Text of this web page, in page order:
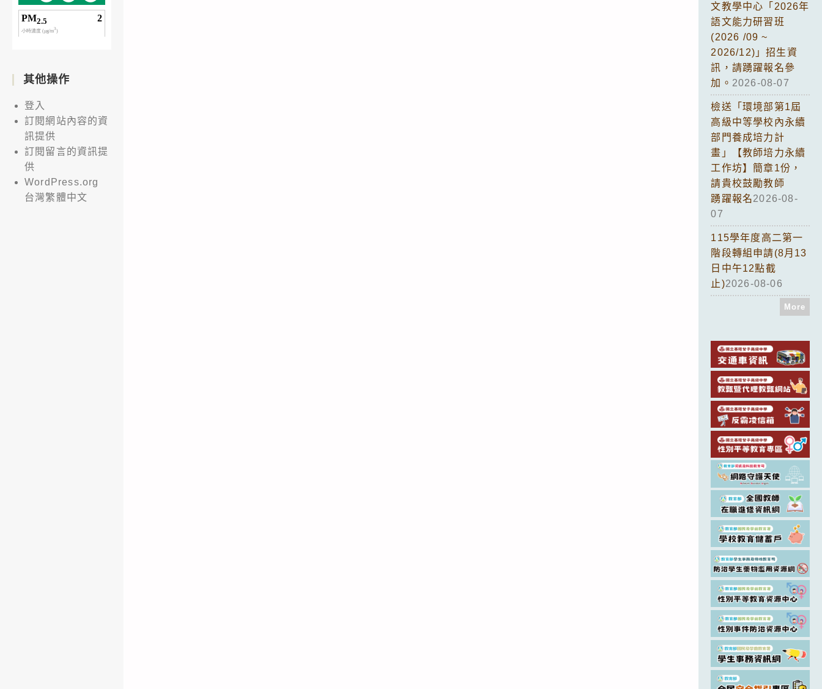
其他操作
登入
訂閱網站內容的資
訊提供
訂閱留言的資訊提
供
WordPress.org
台灣繁體中文
文教學中心「2026年
語文能力研習班
(2026 /09 ~
2026/12)」招生資
訊，請踴躍報名參
加。 2026-08-07
檢送「環境部第1屆
高級中等學校內永續
部門養成培力計
畫」【教師培力永續
工作坊】簡章1份，
請貴校鼓勵教師
踴躍報名2026-08-
07
115學年度高二第一
階段轉組申請(8月13
日中午12點截
止)2026-08-06
More